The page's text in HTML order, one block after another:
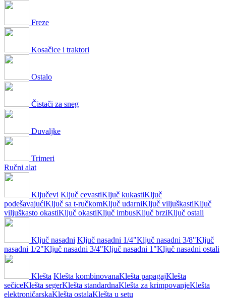
Freze
Kosačice i traktori
Ostalo
Čistači za sneg
Duvaljke
Trimeri
Ručni alat
Ključevi Ključ cevastiKljuč kukastiKljuč
podešavajućiKljuč sa t-ručkomKljuč udarniKljuč viljuškastiKljuč
viljuškasto okastiKljuč okastiKljuč imbusKljuč brziKljuč ostali
Ključ nasadni Ključ nasadni 1/4"Ključ nasadni 3/8"Ključ
nasadni 1/2"Ključ nasadni 3/4"Ključ nasadni 1"Ključ nasadni ostali
Klešta Klešta kombinovanaKlešta papagajKlešta
sečiceKlešta segerKlešta standardnaKlešta za krimpovanjeKlešta
elektroničarskaKlešta ostalaKlešta u setu